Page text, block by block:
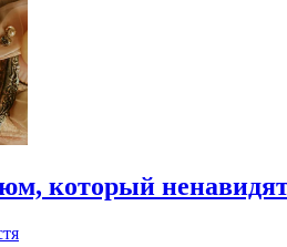
который